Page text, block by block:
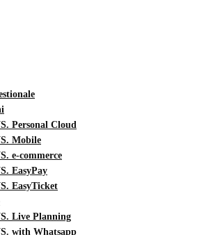
Personal Cloud
Mobile
e-commerce
EasyPay
EasyTicket
Live Planning
with Whatsapp